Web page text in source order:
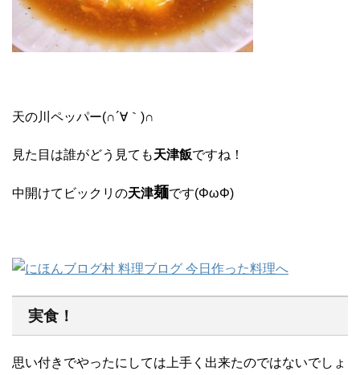
天の川ペッパー(∩´∀｀)∩
見た目は誰がどう見ても天津飯ですね！
中開けてビックリの天津麺です(ΦωΦ)
実食！
思い付きでやったにしては上手く出来たのではないでしょ